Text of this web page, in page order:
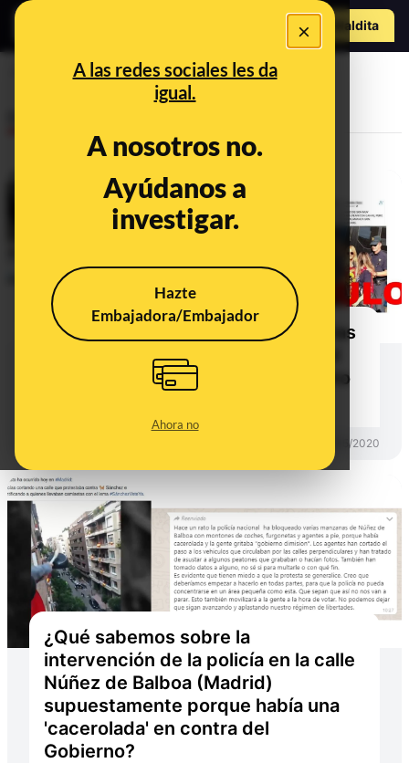
×
A las redes sociales les da
igual.
A nosotros no.
Ayúdanos a
investigar.
Hazte
Embajadora/Embajador
Ahora no
Hazte Maldita
Núñez de Balboa
Bulos y desinformaciones sobre las
protestas y caceroladas contra el
Gobierno durante el confinamiento
21/05/2020
¿Qué sabemos sobre la
intervención de la policía en la calle
Núñez de Balboa (Madrid)
supuestamente porque había una
'cacerolada' en contra del
Gobierno?